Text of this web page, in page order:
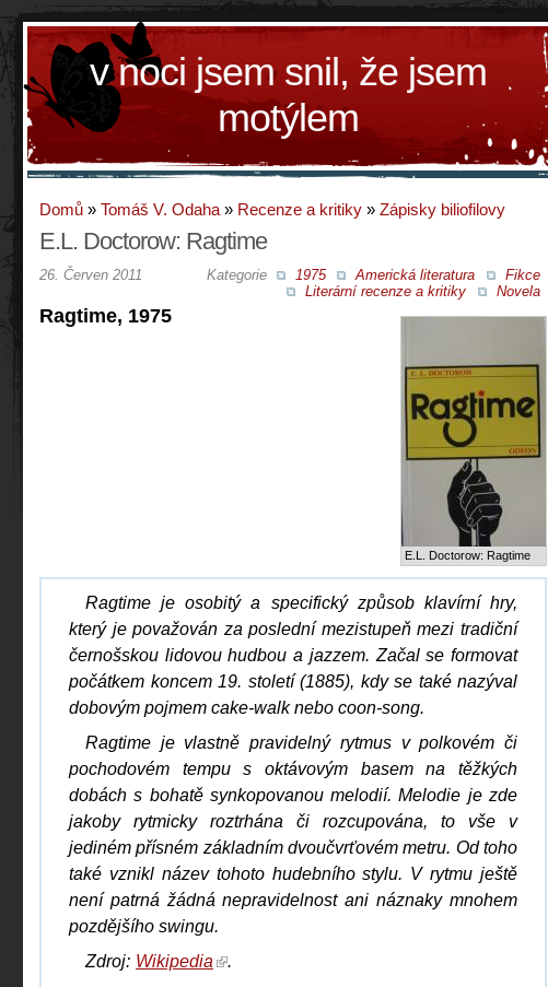
v noci jsem snil, že jsem
motýlem
Domů » Tomáš V. Odaha » Recenze a kritiky » Zápisky biliofilovy
E.L. Doctorow: Ragtime
Kategorie 1975 Americká literatura
Fikce
Literární recenze a kritiky
Novela
26. Červen 2011
E.L. Doctorow: Ragtime
Ragtime, 1975
Ragtime je osobitý a specifický způsob klavírní hry,
který je považován za poslední mezistupeň mezi tradiční
černošskou lidovou hudbou a jazzem. Začal se formovat
počátkem koncem 19. století (1885), kdy se také nazýval
dobovým pojmem cake-walk nebo coon-song.
Ragtime je vlastně pravidelný rytmus v polkovém či
pochodovém tempu s oktávovým basem na těžkých
dobách s bohatě synkopovanou melodií. Melodie je zde
jakoby rytmicky roztrhána či rozcupována, to vše v
jediném přísném základním dvoučvrťovém metru. Od toho
také vznikl název tohoto hudebního stylu. V rytmu ještě
není patrná žádná nepravidelnost ani náznaky mnohem
pozdějšího swingu.
Zdroj: Wikipedia .